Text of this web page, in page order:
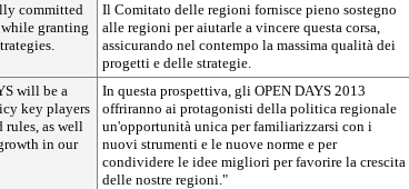
committed
granting
Il Comitato delle regioni fornisce pieno sostegno
alle regioni per aiutarle a vincere questa corsa,
assicurando nel contempo la massima qualità dei
progetti e delle strategie.
will be a
key players
rules, as well
in our
In questa prospettiva, gli OPEN DAYS 2013
offriranno ai protagonisti della politica regionale
un'opportunità unica per familiarizzarsi con i
nuovi strumenti e le nuove norme e per
condividere le idee migliori per favorire la crescita
delle nostre regioni."